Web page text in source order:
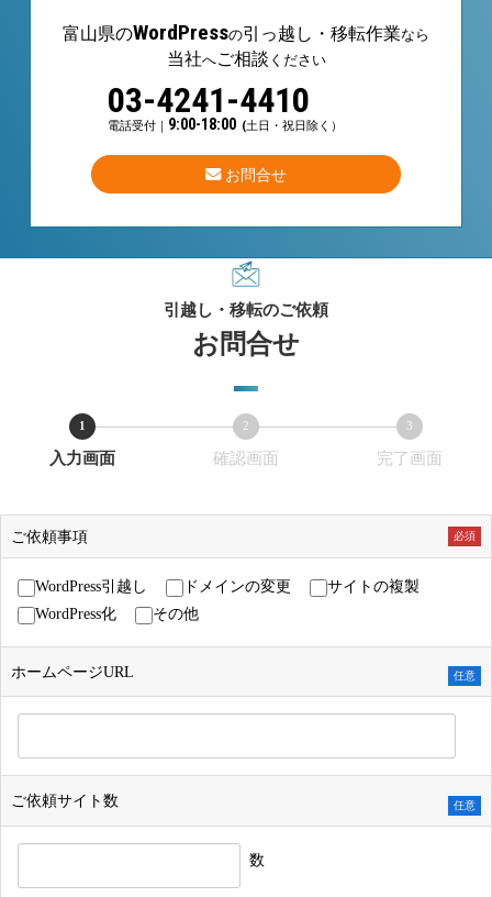
富山県のWordPressの引っ越し・移転作業なら
当社へご相談 ください
03-4241-4410
電話受付｜ 9:00-18:00 (土日・祝日除く）
お問合せ
引越し・移転のご依頼
お問合せ
1
入力画面現
て
い
画
で
2
確認画面現
て
で
3
完了画面
示
さ
画
面
で
ご依頼事項 必須
WordPress引越し ドメインの変更
サイトの複製
WordPress化
その他
ホームページURL 任意
ご依頼サイト数 任意
数